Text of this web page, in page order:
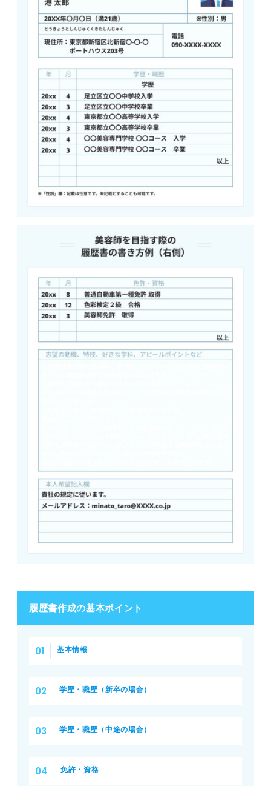
履歴書作成の基本ポイント
基本情報
学歴・職歴（新卒の場合）
学歴・職歴（中途の場合）
免許・資格